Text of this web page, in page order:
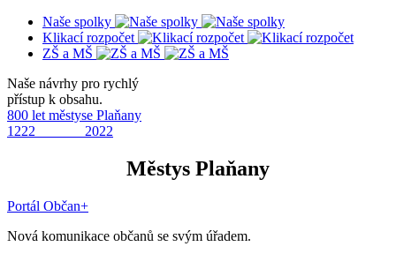
Naše spolky
Klikací rozpočet
ZŠ a MŠ
Naše návrhy pro rychlý
přístup k obsahu.
800 let městyse Plaňany
1222 2022
Městys Plaňany
Portál Občan+
Nová komunikace občanů se svým úřadem.